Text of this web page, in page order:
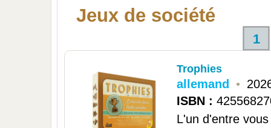
Jeux de société
1
Trophies
allemand •
ISBN :
L'un d'entre